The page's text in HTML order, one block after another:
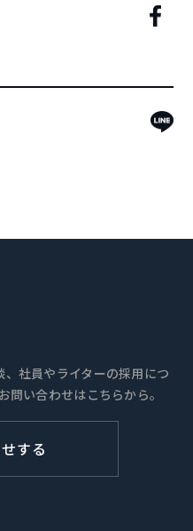
社員やライターの採用につ
い合わせはこちらから。
する